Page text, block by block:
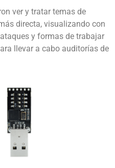
ver y tratar temas de
directa, visualizando con
y formas de trabajar
llevar a cabo auditorías de